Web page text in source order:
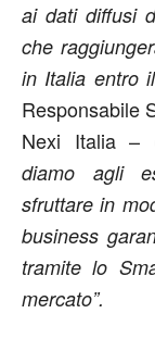
ai dati diffusi
che
in Italia entro
Responsabile
Nexi Italia –
diamo agli
sfruttare in
business
tramite lo
mercato”.